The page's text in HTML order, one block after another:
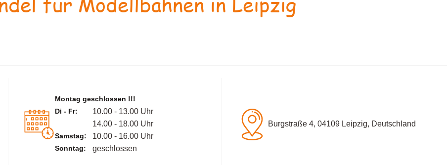
Montag geschlossen !!!
Di - Fr:
10.00 - 13.00 Uhr
14.00 - 18.00 Uhr
Samstag: 10.00 - 16.00 Uhr
Sonntag: geschlossen
Burgstraße 4, 04109 Leipzig, Deutschland